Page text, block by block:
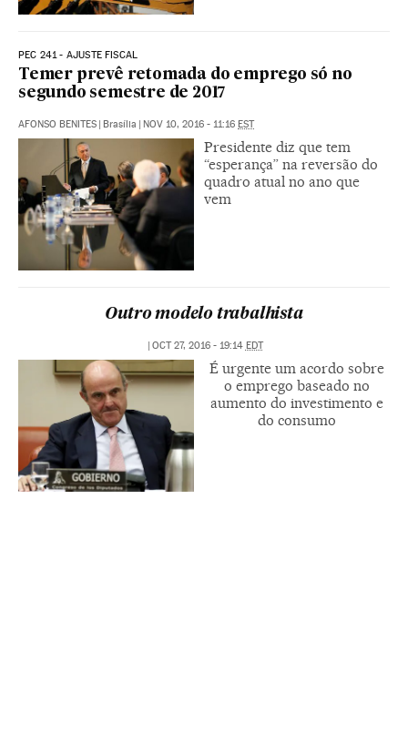
PEC 241 - AJUSTE FISCAL
Temer prevê retomada do emprego só no
segundo semestre de 2017
AFONSO BENITES | Brasília | NOV 10, 2016 - 11:16 EST
Presidente diz que tem
“esperança” na reversão do
quadro atual no ano que
vem
Outro modelo trabalhista
| OCT 27, 2016 - 19:14 EDT
É urgente um acordo sobre
o emprego baseado no
aumento do investimento e
do consumo